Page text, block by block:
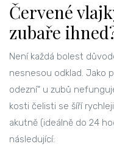
Červené
zubaře
Není každá bolest
nesnesou odklad. Jako
odezní“ u zubů
kosti čelisti se šíří
akutně (ideálně do 24
následující: